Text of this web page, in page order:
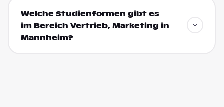
Welche Studienformen gibt es
im Bereich Vertrieb, Marketing in
Mannheim?